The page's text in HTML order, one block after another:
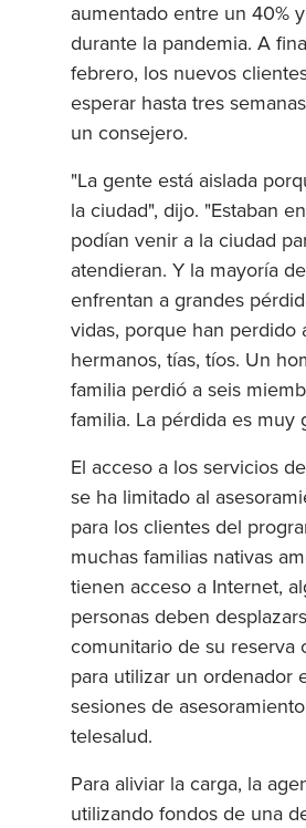
aumentado entre un 40%
durante la pandemia. A
febrero, los nuevos
esperar hasta tres
un consejero.
"La gente está aislada
la ciudad", dijo. "Estaban
podían venir a la ciudad
atendieran. Y la mayoría
enfrentan a grandes
vidas, porque han perdido
hermanos, tías, tíos. Un
familia perdió a seis
familia. La pérdida es muy
El acceso a los servicios
se ha limitado al
para los clientes del
muchas familias nativas
tienen acceso a Internet,
personas deben
comunitario de su reserva
para utilizar un ordenador
sesiones de
telesalud.
Para aliviar la carga, la
utilizando fondos de una